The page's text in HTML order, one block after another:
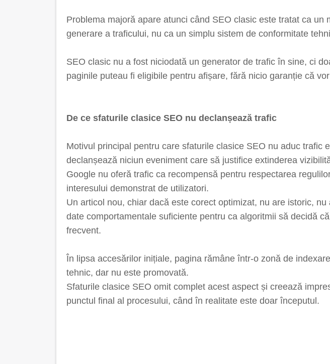
Problema majoră apare atunci când SEO clasic este tratat ca un
generare a traficului, nu ca un simplu sistem de conformitate
SEO clasic nu a fost niciodată un generator de trafic în sine, ci
paginile puteau fi eligibile pentru afișare, fără nicio garanție că
De ce sfaturile clasice SEO nu declanșează trafic
Motivul principal pentru care sfaturile clasice SEO nu aduc trafic
declanșează niciun eveniment care să justifice extinderea
Google nu oferă trafic ca recompensă pentru respectarea
interesului demonstrat de utilizatori.
Un articol nou, chiar dacă este corect optimizat, nu are istoric,
date comportamentale suficiente pentru ca algoritmii să decidă
frecvent.
În lipsa accesărilor inițiale, pagina rămâne într-o zonă de
tehnic, dar nu este promovată.
Sfaturile clasice SEO omit complet acest aspect și creează
punctul final al procesului, când în realitate este doar începutul.